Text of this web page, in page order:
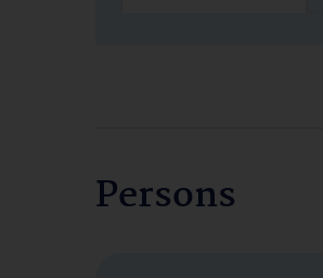
Persons